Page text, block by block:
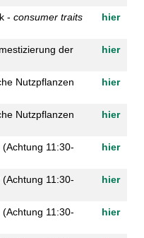
- consumer traits hier
der
hier
Nutzpflanzen
hier
Nutzpflanzen
hier
11:30-
hier
11:30-
hier
11:30-
hier